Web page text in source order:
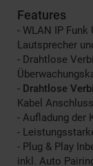
Features
- WLAN IP
Lautsprecher
- Drahtlose
- Drahtlose
Kabel Anschluss
- Aufladung der
-
- Plug & Play
inkl. Auto